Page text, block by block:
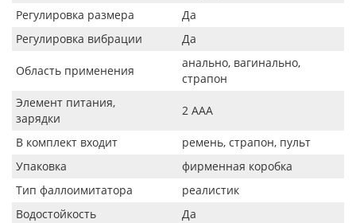
Регулировка размера
Да
Регулировка вибрации
Да
Область применения
анально, вагинально,
страпон
Элемент питания,
зарядки
2 AAA
В комплект входит
ремень, страпон, пульт
Упаковка
фирменная коробка
Тип фаллоимитатора
реалистик
Водостойкость
Да